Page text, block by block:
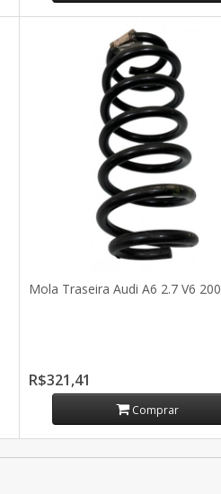
Mola Traseira Audi A6 2.7 V6
R$321,41
Comprar